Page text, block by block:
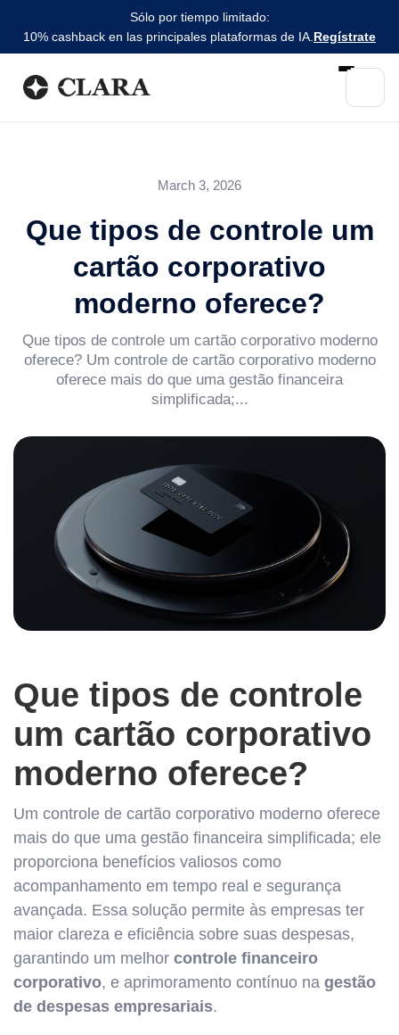
Sólo por tiempo limitado:
10% cashback en las principales plataformas de IA. Regístrate
March 3, 2026
Que tipos de controle um
cartão corporativo
moderno oferece?
Que tipos de controle um cartão corporativo moderno
oferece? Um controle de cartão corporativo moderno
oferece mais do que uma gestão financeira
simplificada;...
Que tipos de controle
um cartão corporativo
moderno oferece?
Um controle de cartão corporativo moderno oferece
mais do que uma gestão financeira simplificada; ele
proporciona benefícios valiosos como
acompanhamento em tempo real e segurança
avançada. Essa solução permite às empresas ter
maior clareza e eficiência sobre suas despesas,
garantindo um melhor controle financeiro
corporativo, e aprimoramento contínuo na gestão
de despesas empresariais.